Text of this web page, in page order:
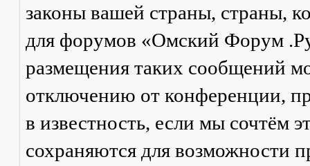
законы вашей страны, страны,
для форумов «Омский Форум
размещения таких сообщений
отключению от конференции,
в известность, если мы сочтём
сохраняются для возможности